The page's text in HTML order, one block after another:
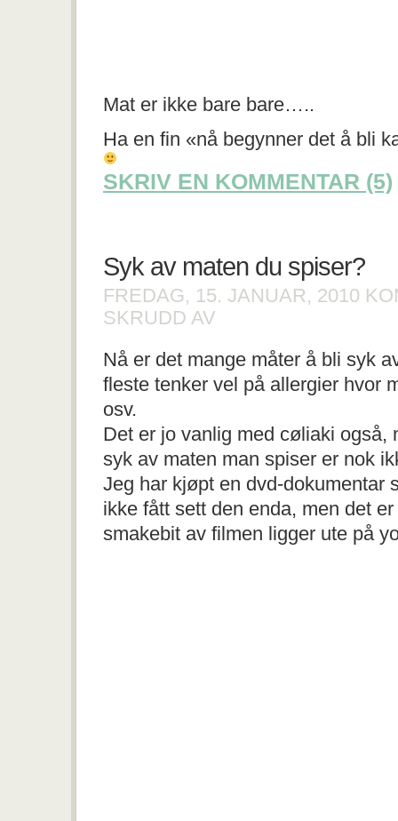
Mat er ikke bare bare…..
Ha en fin «nå begynner det å bli
SKRIV EN KOMMENTAR (5)
Syk av maten du spiser?
FREDAG, 15. JANUAR, 2010
SKRUDD AV
MATEN
DU
SPISER?
Nå er det mange måter å bli syk
fleste tenker vel på allergier hvor
osv.
Det er jo vanlig med cøliaki også,
syk av maten man spiser er nok
Jeg har kjøpt en dvd-dokumentar
ikke fått sett den enda, men det
smakebit av filmen ligger ute på